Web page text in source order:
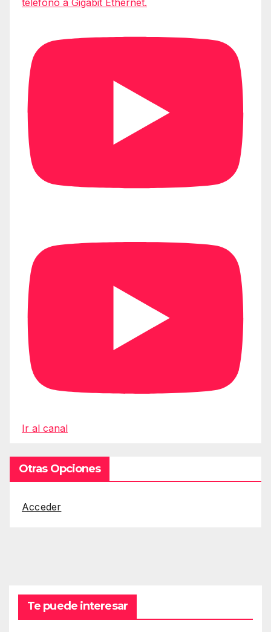
teléfono a Gigabit Ethernet.
Ir al canal
Otras Opciones
Acceder
Te puede interesar